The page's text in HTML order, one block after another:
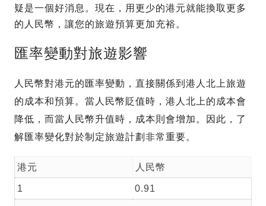
疑是一個好消息。現在，用更少的港元就能換取更多
的人民幣，讓您的旅遊預算更加充裕。
匯率變動對旅遊影響
人民幣對港元的匯率變動，直接關係到港人北上旅遊
的成本和預算。當人民幣貶值時，港人北上的成本會
降低，而當人民幣升值時，成本則會增加。因此，了
解匯率變化對於制定旅遊計劃非常重要。
港元 人民幣
1 0.91